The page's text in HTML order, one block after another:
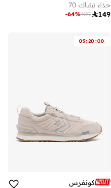
حذاء تشاك 70
149
409
-64%
05:20 :00
كونفرس